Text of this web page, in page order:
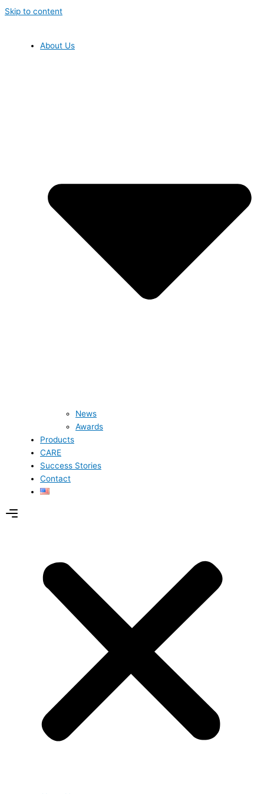
Skip to content
About Us
News
Awards
Products
CARE
Success Stories
Contact